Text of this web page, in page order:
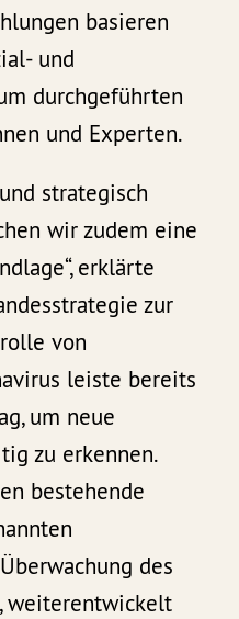
basieren
und
durchgeführten
und Experten.
strategisch
wir zudem eine
erklärte
zur
von
leiste bereits
um neue
zu erkennen.
bestehende
des
weiterentwickelt